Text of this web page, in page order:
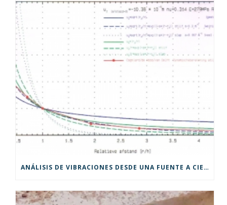
ANÁLISIS DE VIBRACIONES DESDE UNA FUENTE A CIERTA PROFUNDIDAD